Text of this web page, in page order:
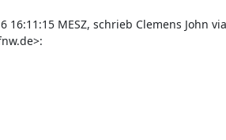
16:11:15 MESZ, schrieb Clemens John via